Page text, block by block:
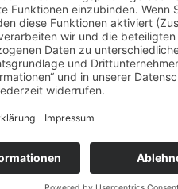
zur Unterstützung bei der
entzündlichen
Störungen im Bereich